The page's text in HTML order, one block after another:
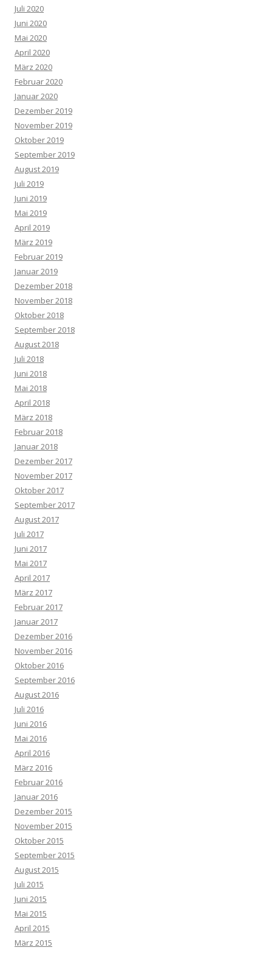
Juli 2020
Juni 2020
Mai 2020
April 2020
März 2020
Februar 2020
Januar 2020
Dezember 2019
November 2019
Oktober 2019
September 2019
August 2019
Juli 2019
Juni 2019
Mai 2019
April 2019
März 2019
Februar 2019
Januar 2019
Dezember 2018
November 2018
Oktober 2018
September 2018
August 2018
Juli 2018
Juni 2018
Mai 2018
April 2018
März 2018
Februar 2018
Januar 2018
Dezember 2017
November 2017
Oktober 2017
September 2017
August 2017
Juli 2017
Juni 2017
Mai 2017
April 2017
März 2017
Februar 2017
Januar 2017
Dezember 2016
November 2016
Oktober 2016
September 2016
August 2016
Juli 2016
Juni 2016
Mai 2016
April 2016
März 2016
Februar 2016
Januar 2016
Dezember 2015
November 2015
Oktober 2015
September 2015
August 2015
Juli 2015
Juni 2015
Mai 2015
April 2015
März 2015